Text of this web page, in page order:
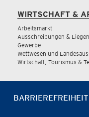
WIRTSCHAFT &
Arbeitsmarkt
Ausschreibungen &
Gewerbe
Wettwesen und
Wirtschaft, Tourismus &
BARRIEREFREIHEIT